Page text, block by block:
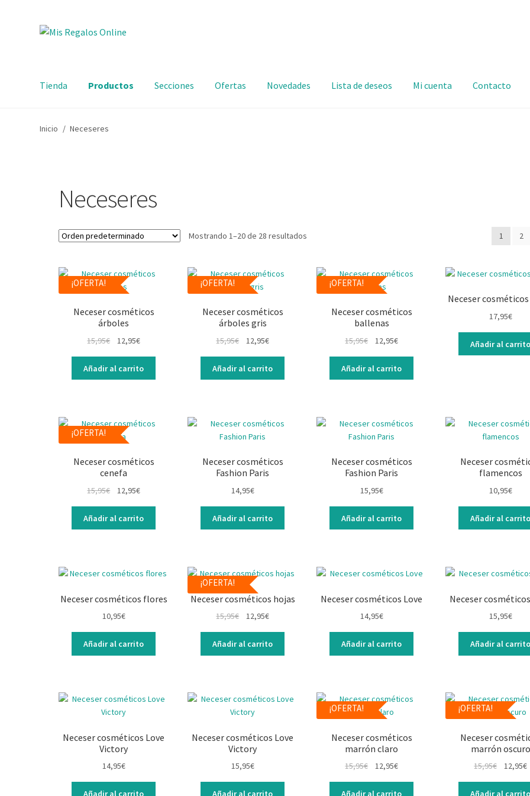
Tienda Productos Secciones Ofertas Novedades Lista de deseos Mi cuenta Contacto
Inicio / Neceseres
Neceseres
Mostrando 1–20 de 28 resultados 1 2
¡OFERTA!
Neceser cosméticos
árboles
15,95€ 12,95€
Añadir al carrito
¡OFERTA!
Neceser cosméticos
árboles gris
15,95€ 12,95€
Añadir al carrito
¡OFERTA!
Neceser cosméticos
ballenas
15,95€ 12,95€
Añadir al carrito
Neceser
17,95€
Añadir al
¡OFERTA!
Neceser cosméticos
cenefa
15,95€ 12,95€
Añadir al carrito
Neceser cosméticos
Fashion Paris
14,95€
Añadir al carrito
Neceser cosméticos
Fashion Paris
15,95€
Añadir al carrito
Neceser
flamencos
10,95€
Añadir al
Neceser cosméticos flores
10,95€
Añadir al carrito
¡OFERTA!
Neceser cosméticos hojas
15,95€ 12,95€
Añadir al carrito
Neceser cosméticos Love
14,95€
Añadir al carrito
Neceser
15,95€
Añadir al
Neceser cosméticos Love
Victory
14,95€
Añadir al carrito
Neceser cosméticos Love
Victory
15,95€
Añadir al carrito
¡OFERTA!
Neceser cosméticos
marrón claro
15,95€ 12,95€
Añadir al carrito
¡OFERTA!
Neceser
marrón oscuro
15,95€ 12,95€
Añadir al